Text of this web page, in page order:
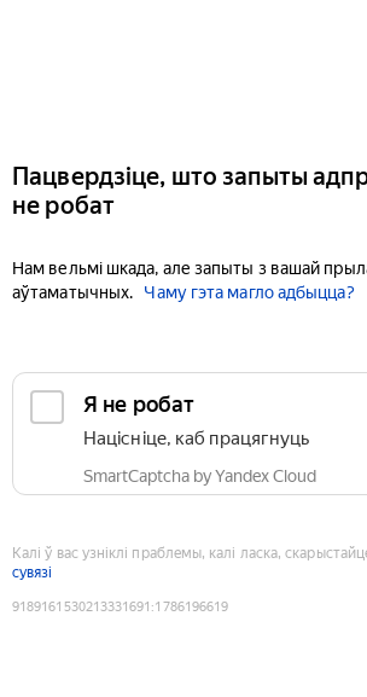
Пацвердзіце, што запыты
не робат
Нам вельмі шкада, але запыты з вашай
аўтаматычных.
Чаму гэта магло адбыцца?
Я не робат
Націсніце, каб працягнуць
SmartCaptcha by Yandex Cloud
Калі ў вас узніклі праблемы, калі ласка,
сувязі
9189161530213331691 :1786196619